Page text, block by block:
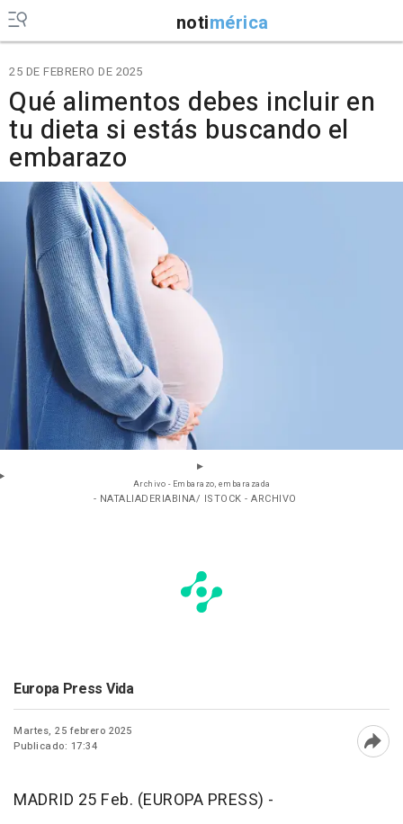
notimérica
25 DE FEBRERO DE 2025
Qué alimentos debes incluir en
tu dieta si estás buscando el
embarazo
Archivo - Embarazo, embarazada
- NATALIADERIABINA/ ISTOCK - ARCHIVO
Europa Press Vida
Martes, 25 febrero 2025
Publicado: 17:34
MADRID 25 Feb. (EUROPA PRESS) -